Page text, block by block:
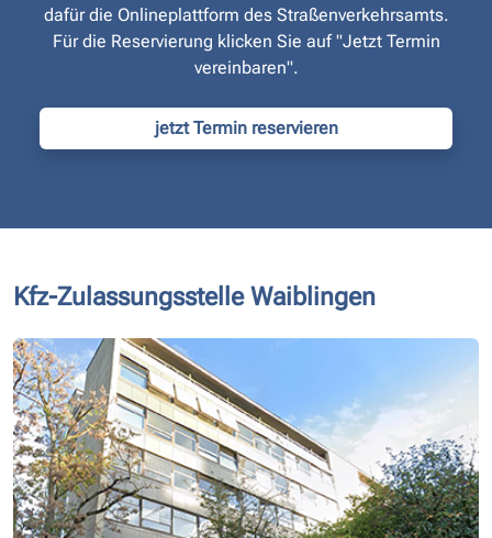
dafür die Onlineplattform des Straßen­verkehrsamts.
Für die Reservierung klicken Sie auf "Jetzt Termin
vereinbaren".
jetzt Termin reservieren
Kfz-Zulassungsstelle Waiblingen